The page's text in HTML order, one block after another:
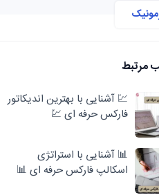
مرتبط
💹 آشنایی با بهترین اندیکاتور
فارکس حرفه ای 💹
📊 آشنایی با استراتژی
اسکالپ فارکس حرفه ای 📊